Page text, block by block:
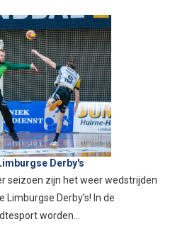
Derby's
seizoen zijn het weer wedstrijden
Limburgse Derby’s! In de
worden…